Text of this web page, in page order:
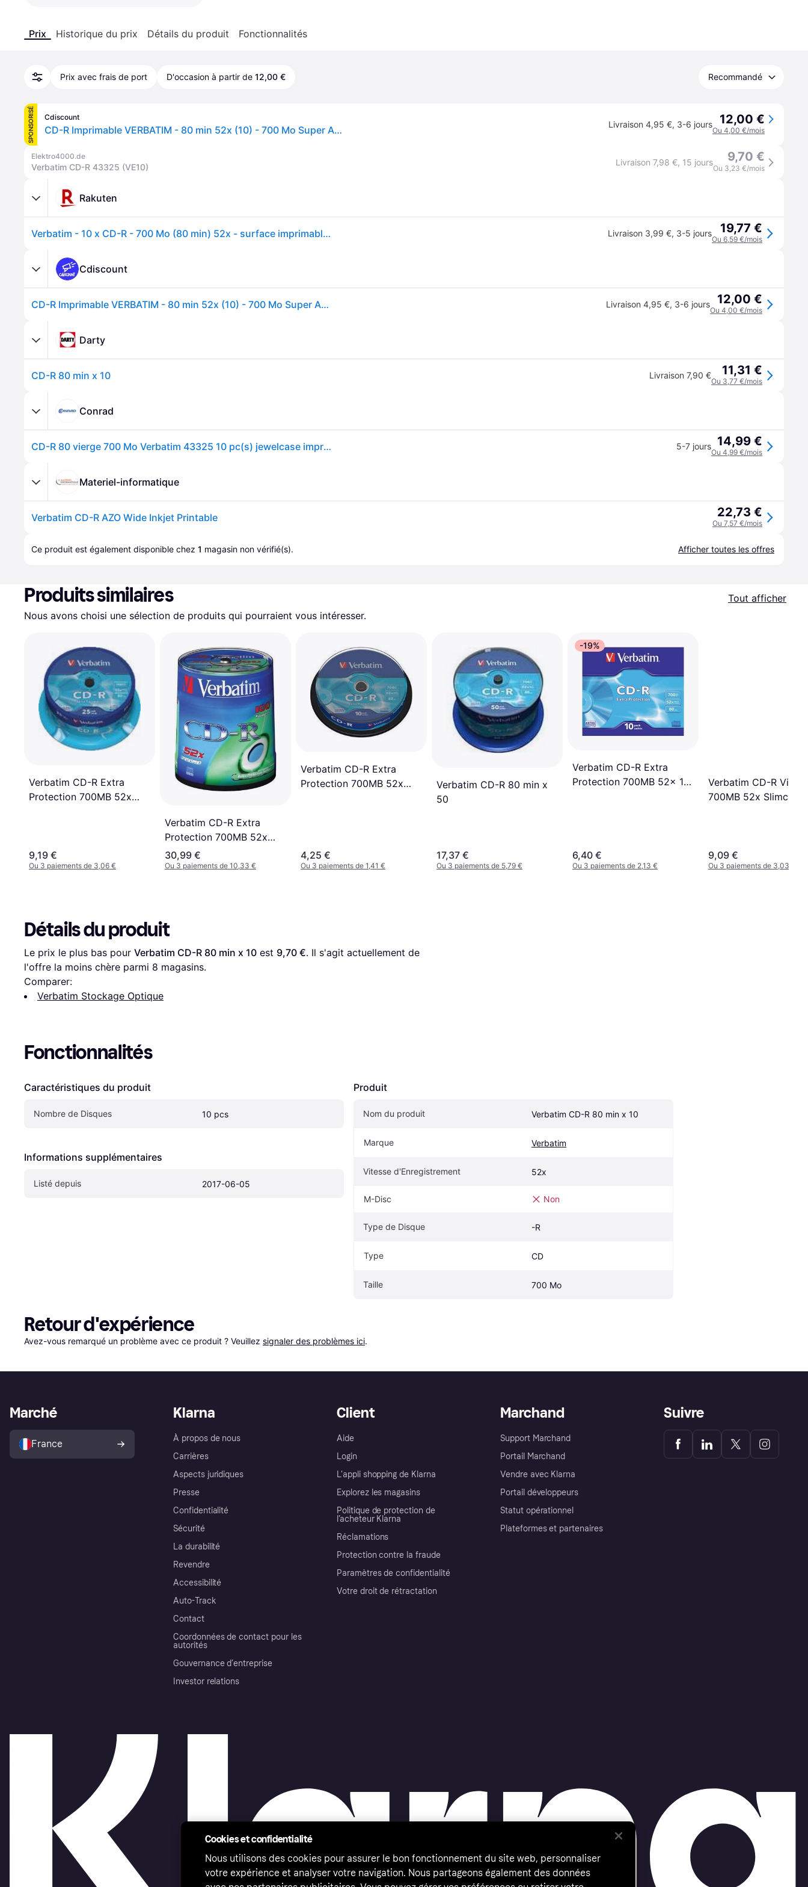
Prix Historique du prix Détails du produit Fonctionnalités
Prix avec frais de port D'occasion à partir de 12,00 € Recommandé
SPONSORISÉ Cdiscount
CD-R Imprimable VERBATIM - 80 min 52x (10) - 700 Mo Super Azo Livraison 4,95 €, 3-6 jours 12,00 €
Ou 4,00 €/mois
Elektro4000.de
Verbatim CD-R 43325 (VE10) Livraison 7,98 €, 15 jours 9,70 €
Ou 3,23 €/mois
Rakuten
Verbatim - 10 x CD-R - 700 Mo (80 min) 52x - surface imprimable par jet d'encre, surface imprimable large - boîtier CD Livraison 3,99 €, 3-5 jours 19,77 €
Ou 6,59 €/mois
Cdiscount
CD-R Imprimable VERBATIM - 80 min 52x (10) - 700 Mo Super Azo Livraison 4,95 €, 3-6 jours 12,00 €
Ou 4,00 €/mois
Darty
CD-R 80 min x 10 Livraison 7,90 € 11,31 €
Ou 3,77 €/mois
Conrad
CD-R 80 vierge 700 Mo Verbatim 43325 10 pc(s) jewelcase imprimable 5-7 jours 14,99 €
Ou 4,99 €/mois
Materiel-informatique
Verbatim CD-R AZO Wide Inkjet Printable 22,73 €
Ou 7,57 €/mois
Ce produit est également disponible chez 1 magasin non vérifié(s). Afficher toutes les offres
Produits similaires
Tout afficher
Nous avons choisi une sélection de produits qui pourraient vous intéresser.
Verbatim CD-R Extra
Protection 700MB 52x
9,19 €
Ou 3 paiements de 3,06 €
Verbatim CD-R Extra
Protection 700MB 52x
Spindle 100-Pack
30,99 €
Ou 3 paiements de 10,33 €
Verbatim CD-R Extra
Protection 700MB 52x
4,25 €
Ou 3 paiements de 1,41 €
Verbatim CD-R 80 min x
50
17,37 €
Ou 3 paiements de 5,79 €
-19%
Verbatim CD-R Extra
Protection 700MB 52x 10-
6,40 €
Ou 3 paiements de 2,13 €
Verbatim CD-R Vinyl
700MB 52x Slimcase
9,09 €
Ou 3 paiements de 3,03 €
Détails du produit
Le prix le plus bas pour Verbatim CD-R 80 min x 10 est 9,70 €. Il s'agit actuellement de
l'offre la moins chère parmi 8 magasins.
Comparer:
Verbatim Stockage Optique
Fonctionnalités
Caractéristiques du produit
Nombre de Disques 10 pcs
Informations supplémentaires
Listé depuis 2017-06-05
Produit
Nom du produit Verbatim CD-R 80 min x 10
Marque Verbatim
Vitesse d'Enregistrement 52x
M-Disc Non
Type de Disque -R
Type CD
Taille 700 Mo
Retour d'expérience
Avez-vous remarqué un problème avec ce produit ? Veuillez signaler des problèmes ici.
Klarna
À propos de nous
Carrières
Aspects juridiques
Presse
Confidentialité
Sécurité
La durabilité
Revendre
Accessibilité
Auto-Track
Contact
Coordonnées de contact pour les
autorités
Gouvernance d’entreprise
Investor relations
Client
Aide
Login
L'appli shopping de Klarna
Explorez les magasins
Politique de protection de
l’acheteur Klarna
Réclamations
Protection contre la fraude
Paramètres de confidentialité
Votre droit de rétractation
Marchand
Support Marchand
Portail Marchand
Vendre avec Klarna
Portail développeurs
Statut opérationnel
Plateformes et partenaires
Marché
France
Suivre
Cookies et confidentialité
Nous utilisons des cookies pour assurer le bon fonctionnement du site web, personnaliser
votre expérience et analyser votre navigation. Nous partageons également des données